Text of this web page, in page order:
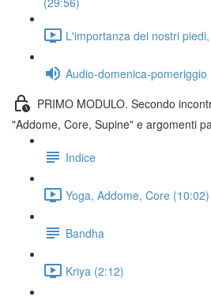
L'importanza dei nostri
Audio-domenica-pomeriggio
PRIMO MODULO. Secondo
"Addome, Core, Supine" e argomenti
Indice
Yoga, Addome, Core (10:02)
Bandha
Kriya (2:12)